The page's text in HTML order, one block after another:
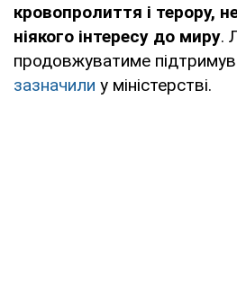
кровопролиття і терору,
ніякого інтересу до миру.
продовжуватиме
зазначили у міністерстві.